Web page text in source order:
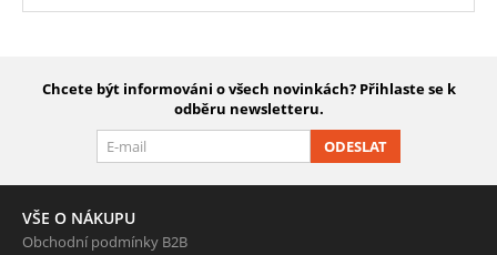
Chcete být informováni o všech novinkách? Přihlaste se k
odběru newsletteru.
ODESLAT
VŠE O NÁKUPU
Obchodní podmínky B2B